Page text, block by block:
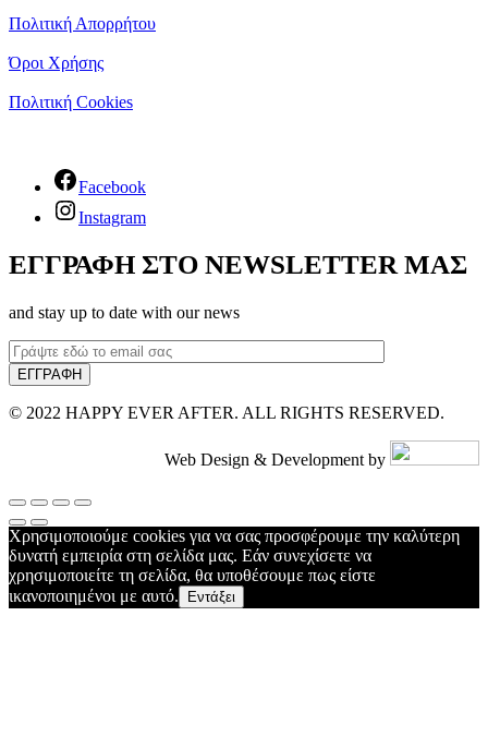
Πολιτική Απορρήτου
Όροι Χρήσης
Πολιτική Cookies
Facebook
Instagram
ΕΓΓΡΑΦΗ ΣΤΟ NEWSLETTER ΜΑΣ
and stay up to date with our news
© 2022 HAPPY EVER AFTER. ALL RIGHTS RESERVED.
Web Design & Development by
Χρησιμοποιούμε cookies για να σας προσφέρουμε την καλύτερη
δυνατή εμπειρία στη σελίδα μας. Εάν συνεχίσετε να
χρησιμοποιείτε τη σελίδα, θα υποθέσουμε πως είστε
ικανοποιημένοι με αυτό.
Εντάξει